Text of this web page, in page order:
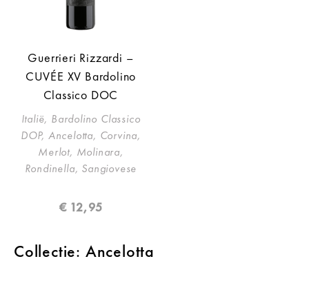
Collectie: Ancelotta
Guerrieri Rizzardi –
CUVÉE XV Bardolino
Classico DOC
Italië, Bardolino Classico
DOP, Ancelotta, Corvina,
Merlot, Molinara,
Rondinella, Sangiovese
€12,95